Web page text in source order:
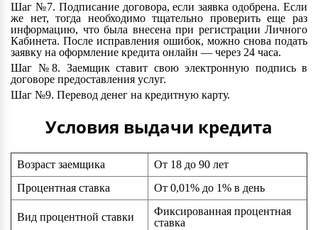
Шаг №7. Подписание договора, если заявка одобрена. Если
же нет, тогда необходимо тщательно проверить еще раз
информацию, что была внесена при регистрации Личного
Кабинета. После исправления ошибок, можно снова подать
заявку на оформление кредита онлайн — через 24 часа.
Шаг №8. Заемщик ставит свою электронную подпись в
договоре предоставления услуг.
Шаг №9. Перевод денег на кредитную карту.
Условия выдачи кредита
Возраст заемщика
От 18 до 90 лет
Процентная ставка
От 0,01% до 1% в день
Вид процентной ставки
Фиксированная процентная
ставка